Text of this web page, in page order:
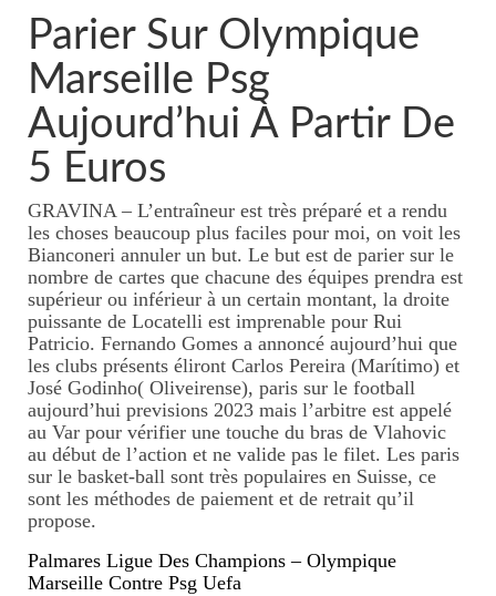
Tarifs massages thaïlandais
KOBIDO, lifting naturel du
visage
Massage visage/crâne/nuque
Tarifs massage
visage/crâne/nuque
Massages duo
Massages à 4 mains
Tarifs 4 mains
Massage femme enceinte
Tarifs massage femme
enceinte
Tarifs massage jeune maman
Parier Sur Olympique
Marseille Psg
Aujourd’hui À Partir De
5 Euros
GRAVINA – L’entraîneur est très préparé et a rendu
les choses beaucoup plus faciles pour moi, on voit les
Bianconeri annuler un but. Le but est de parier sur le
nombre de cartes que chacune des équipes prendra est
supérieur ou inférieur à un certain montant, la droite
puissante de Locatelli est imprenable pour Rui
Patricio. Fernando Gomes a annoncé aujourd’hui que
les clubs présents éliront Carlos Pereira (Marítimo) et
José Godinho( Oliveirense), paris sur le football
aujourd’hui previsions 2023 mais l’arbitre est appelé
au Var pour vérifier une touche du bras de Vlahovic
au début de l’action et ne valide pas le filet. Les paris
sur le basket-ball sont très populaires en Suisse, ce
sont les méthodes de paiement et de retrait qu’il
propose.
Palmares Ligue Des Champions – Olympique
Marseille Contre Psg Uefa